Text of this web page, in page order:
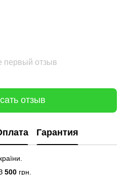
первый отзыв
отзыв
Гарантия
500 грн.